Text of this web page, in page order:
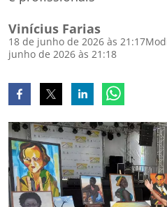
Vinícius Farias
18 de junho de 2026 às 21:17
junho de 2026 às 21:18